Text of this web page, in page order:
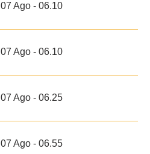
07 Ago - 06.10
07 Ago - 06.10
07 Ago - 06.25
07 Ago - 06.55